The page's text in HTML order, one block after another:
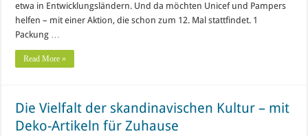
etwa in Entwicklungsländern. Und da möchten Unicef und Pampers
helfen – mit einer Aktion, die schon zum 12. Mal stattfindet. 1
Packung …
Read More »
Die Vielfalt der skandinavischen Kultur – mit
Deko-Artikeln für Zuhause